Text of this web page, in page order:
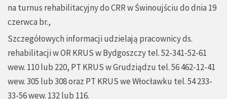
na turnus rehabilitacyjny do CRR w Świnoujściu do dnia 19
czerwca br.,
Szczegółowych informacji udzielają pracownicy ds.
rehabilitacji w OR KRUS w Bydgoszczy tel. 52-341-52-61
wew. 110 lub 220, PT KRUS w Grudziądzu tel. 56 462-12-41
wew. 305 lub 308 oraz PT KRUS we Włocławku tel. 54 233-
33-56 wew. 132 lub 116.